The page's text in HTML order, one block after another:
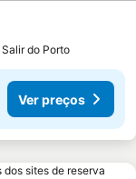
do Porto
Ver preços
sites de reserva